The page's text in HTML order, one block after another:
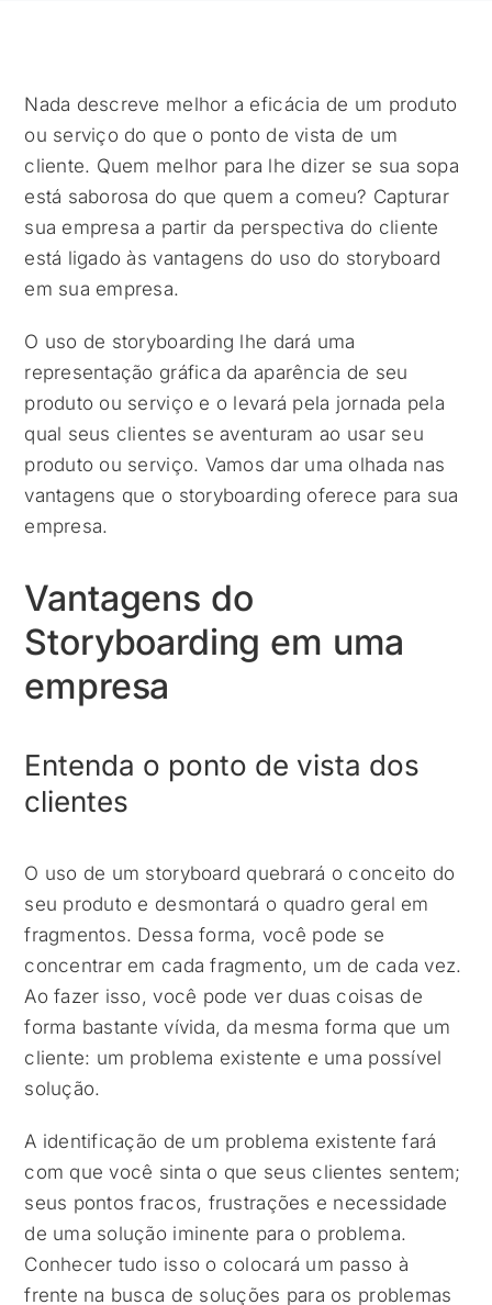
Nada descreve melhor a eficácia de um produto
ou serviço do que o ponto de vista de um
cliente. Quem melhor para lhe dizer se sua sopa
está saborosa do que quem a comeu? Capturar
sua empresa a partir da perspectiva do cliente
está ligado às vantagens do uso do storyboard
em sua empresa.
O uso de storyboarding lhe dará uma
representação gráfica da aparência de seu
produto ou serviço e o levará pela jornada pela
qual seus clientes se aventuram ao usar seu
produto ou serviço. Vamos dar uma olhada nas
vantagens que o storyboarding oferece para sua
empresa.
Vantagens do
Storyboarding em uma
empresa
Entenda o ponto de vista dos
clientes
O uso de um storyboard quebrará o conceito do
seu produto e desmontará o quadro geral em
fragmentos. Dessa forma, você pode se
concentrar em cada fragmento, um de cada vez.
Ao fazer isso, você pode ver duas coisas de
forma bastante vívida, da mesma forma que um
cliente: um problema existente e uma possível
solução.
A identificação de um problema existente fará
com que você sinta o que seus clientes sentem;
seus pontos fracos, frustrações e necessidade
de uma solução iminente para o problema.
Conhecer tudo isso o colocará um passo à
frente na busca de soluções para os problemas